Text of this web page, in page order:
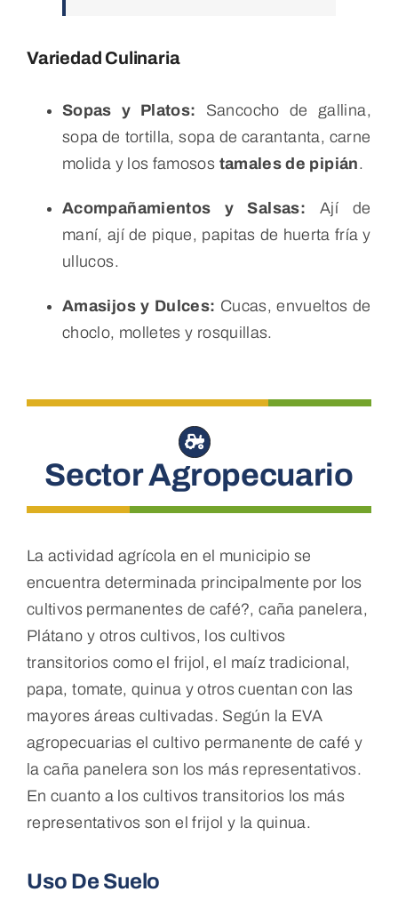
Variedad Culinaria
Sopas y Platos: Sancocho de gallina,
sopa de tortilla, sopa de carantanta, carne
molida y los famosos tamales de pipián.
Acompañamientos y Salsas: Ají de
maní, ají de pique, papitas de huerta fría y
ullucos.
Amasijos y Dulces: Cucas, envueltos de
choclo, molletes y rosquillas.
Sector Agropecuario
La actividad agrícola en el municipio se
encuentra determinada principalmente por los
cultivos permanentes de café?, caña panelera,
Plátano y otros cultivos, los cultivos
transitorios como el frijol, el maíz tradicional,
papa, tomate, quinua y otros cuentan con las
mayores áreas cultivadas. Según la EVA
agropecuarias el cultivo permanente de café y
la caña panelera son los más representativos.
En cuanto a los cultivos transitorios los más
representativos son el frijol y la quinua.
Uso De Suelo